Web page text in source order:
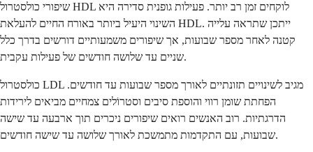
שיפורי כולסטרול HDL לוקחים זמן רב יותר. פעילות גופנית סדירה היא
השינוי היעיל ביותר באורח החיים להעלאת HDL. ייתכן שתראה עלייה
קטנה לאחר מספר שבועות, אך שיפורים משמעותיים דורשים בדרך כלל
שניים עד שלושה חודשים של פעילות עקבית.
כולסטרול LDL מגיב לשינויים תזונתיים לאורך מספר שבועות עד חודשים.
הפחתת שומן רווי והוספת סיבים וסטרוֹלים צמחיים מביאים לירידות
הדרגתיות. רוב האנשים רואים שיפורים ניכרים תוך ארבעה עד שישה
שבועות, עם התקדמות מתמשכת לאורך שלושה עד שישה חודשים.